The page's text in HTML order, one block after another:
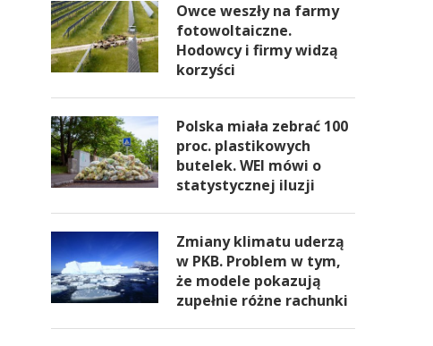
Owce weszły na farmy
fotowoltaiczne.
Hodowcy i firmy widzą
korzyści
Polska miała zebrać 100
proc. plastikowych
butelek. WEI mówi o
statystycznej iluzji
Zmiany klimatu uderzą
w PKB. Problem w tym,
że modele pokazują
zupełnie różne rachunki